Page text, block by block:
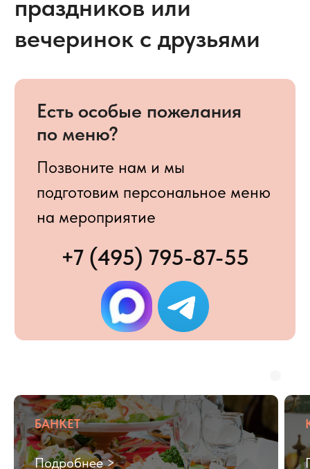
БАНКЕТ
Подробнее >
кейтеринга на ваше
мероприятие
и тип мероприятия
Количество участников
55
Выберите тип мероприятия
Место проведения
Московская область
Укажите номер мессенджера
+7